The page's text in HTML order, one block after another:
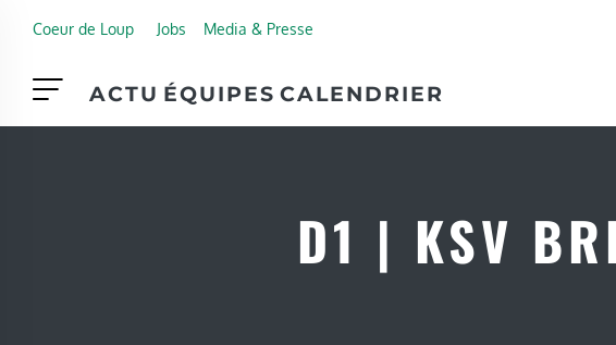
Coeur de Loup Jobs Media & Presse
ACTU ÉQUIPES CALENDRIER
D1 | KSV